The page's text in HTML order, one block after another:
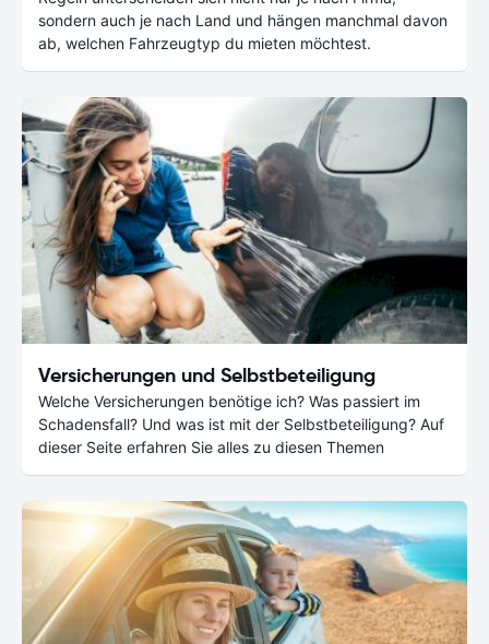
sondern auch je nach Land und hängen manchmal davon
ab, welchen Fahrzeugtyp du mieten möchtest.
Versicherungen und Selbstbeteiligung
Welche Versicherungen benötige ich? Was passiert im
Schadensfall? Und was ist mit der Selbstbeteiligung? Auf
dieser Seite erfahren Sie alles zu diesen Themen